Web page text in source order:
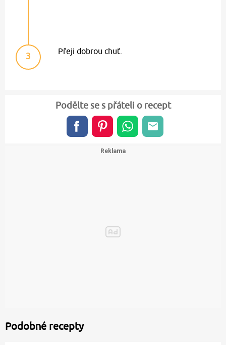
3 Přeji dobrou chuť.
Podělte se s přáteli o recept
Podobné recepty